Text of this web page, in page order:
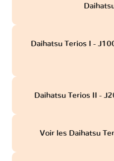
Daihatsu Terios I -
Daihatsu Terios II -
Voir les Daihatsu